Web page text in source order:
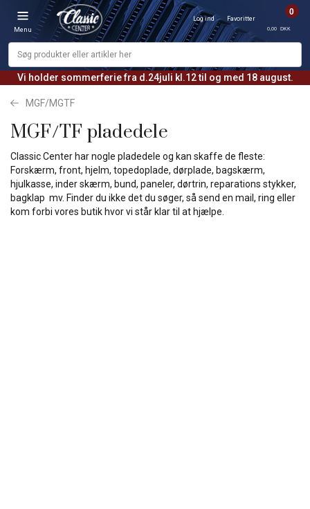
Vi holder sommerferie fra d.24juli kl.12 til og med 18 august.
Menu
Log ind Favoritter
0
0,00 DKK
MGF/MGTF
MGF/TF pladedele
Classic Center har nogle pladedele og kan skaffe de fleste:
Forskærm, front, hjelm, topedoplade, dørplade, bagskærm,
hjulkasse, inder skærm, bund, paneler, dørtrin, reparations stykker,
bagklap mv. Finder du ikke det du søger, så send en mail, ring eller
kom forbi vores butik hvor vi står klar til at hjælpe.